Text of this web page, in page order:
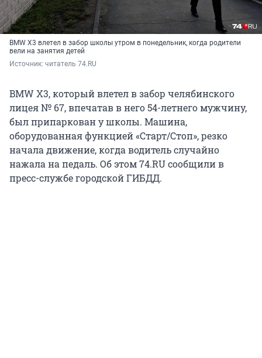
BMW X3 влетел в забор школы утром в понедельник, когда родители
вели на занятия детей
Источник: читатель 74.RU
BMW X3, который влетел в забор челябинского
лицея № 67, впечатав в него 54-летнего мужчину,
был припаркован у школы. Машина,
оборудованная функцией «Старт/Стоп», резко
начала движение, когда водитель случайно
нажала на педаль. Об этом 74.RU сообщили в
пресс-службе городской ГИБДД.